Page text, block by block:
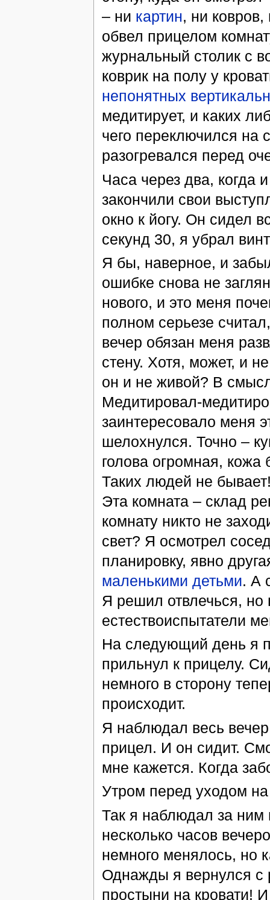
– ни картин, ни
обвел прицелом
журнальный столик с
коврик на полу у
непонятных
медитирует, и каких
чего переключился на
разогревался перед
Часа через два, когда
закончили свои
окно к йогу. Он сидел
секунд 30, я убрал
Я бы, наверное, и
ошибке снова не
нового, и это меня
полном серьезе
вечер обязан меня
стену. Хотя, может, и
он и не живой? В
Медитировал-
заинтересовало меня
шелохнулся. Точно –
голова огромная,
Таких людей не
Эта комната – склад
комнату никто не
свет? Я осмотрел
планировку, явно
маленькими детьми. А
Я решил отвлечься, но
естествоиспытатели
На следующий день я
прильнул к прицелу.
немного в сторону
происходит.
Я наблюдал весь
прицел. И он сидит.
мне кажется. Когда
Утром перед уходом
Так я наблюдал за
несколько часов
немного менялось, но
Однажды я вернулся с
простыни на кровати!